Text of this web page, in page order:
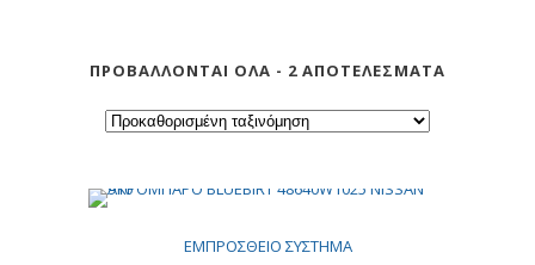
ΠΡΟΒΆΛΛΟΝΤΑΙ ΌΛΑ - 2 ΑΠΟΤΕΛΈΣΜΑΤΑ
EMΠPOΣΘEIO ΣYΣTHMA